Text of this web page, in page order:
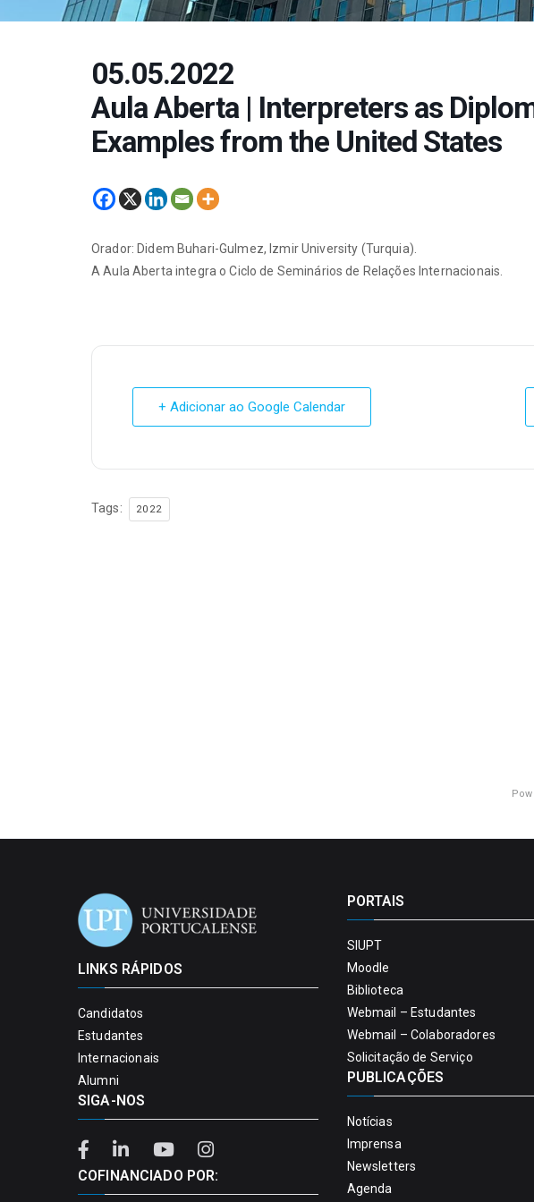
05.05.2022
Aula Aberta | Interpreters as
Examples from the United States
Orador: Didem Buhari-Gulmez, Izmir University (Turquia).
A Aula Aberta integra o Ciclo de Seminários de Relações Internacionais.
+ Adicionar ao Google Calendar
Tags: 2022
LINKS RÁPIDOS
Candidatos
Estudantes
Internacionais
Alumni
SIGA-NOS
COFINANCIADO POR:
PORTAIS
SIUPT
Moodle
Biblioteca
Webmail – Estudantes
Webmail – Colaboradores
Solicitação de Serviço
PUBLICAÇÕES
Notícias
Imprensa
Newsletters
Agenda